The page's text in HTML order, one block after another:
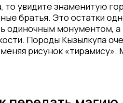
то увидите знаменитую
братья. Это остатки
одиночным монументом, а
Породы Кызылкупа
рисунок